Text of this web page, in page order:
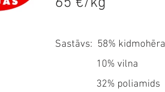
Sastāvs: 58% kidmohēra
10% vilna
32% poliamids